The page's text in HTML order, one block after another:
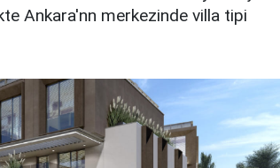
Ankara'nn merkezinde villa tipi